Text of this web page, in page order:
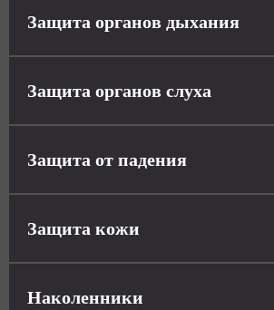
Защита органов дыхания
Защита органов слуха
Защита от падения
Защита кожи
Наколенники